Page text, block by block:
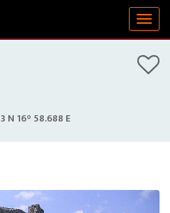
N 16° 58.688 E